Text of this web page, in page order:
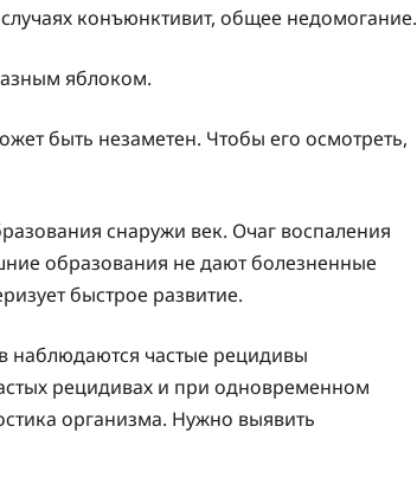
конъюнктивит, общее недомогание.
яблоком.
быть незаметен. Чтобы его осмотреть,
снаружи век. Очаг воспаления
образования не дают болезненные
быстрое развитие.
наблюдаются частые рецидивы
рецидивах и при одновременном
организма. Нужно выявить